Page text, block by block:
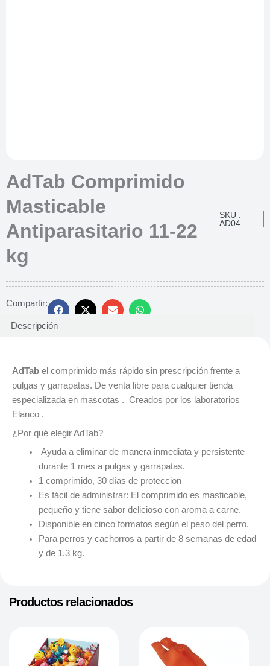
AdTab Comprimido
Masticable
Antiparasitario 11-22
kg
SKU :
AD04
Compartir:
Descripción
AdTab el comprimido más rápido sin prescripción frente a
pulgas y garrapatas. De venta libre para cualquier tienda
especializada en mascotas . Creados por los laboratorios
Elanco .
¿Por qué elegir AdTab?
Ayuda a eliminar de manera inmediata y persistente
durante 1 mes a pulgas y garrapatas.
1 comprimido, 30 días de proteccion
Es fácil de administrar: El comprimido es masticable,
pequeño y tiene sabor delicioso con aroma a carne.
Disponible en cinco formatos según el peso del perro.
Para perros y cachorros a partir de 8 semanas de edad
y de 1,3 kg.
Productos relacionados